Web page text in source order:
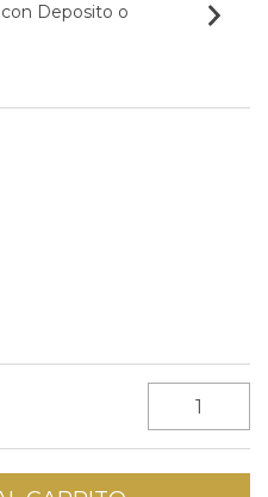
Deposito o